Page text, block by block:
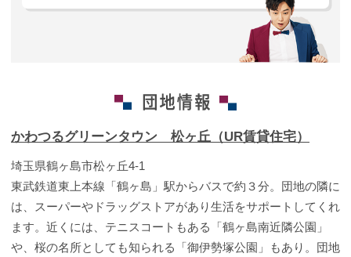
かわつるグリーンタウン 松ヶ丘（UR賃貸住宅）
埼玉県鶴ヶ島市松ヶ丘4-1
東武鉄道東上本線「鶴ヶ島」駅からバスで約３分。団地の隣に
は、スーパーやドラッグストアがあり生活をサポートしてくれ
ます。近くには、テニスコートもある「鶴ヶ島南近隣公園」
や、桜の名所としても知られる「御伊勢塚公園」もあり。団地